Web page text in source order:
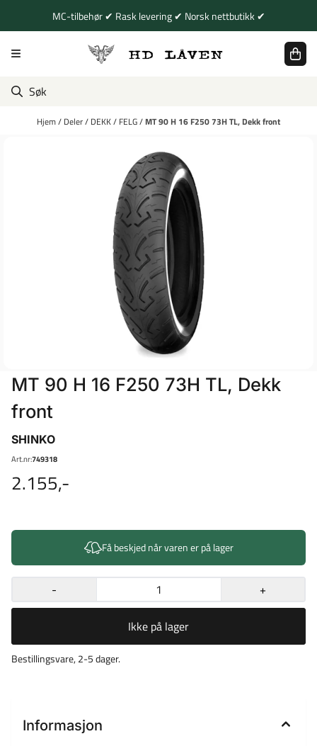
Hopp til innholdMC-tilbehør ✔ Rask levering ✔ Norsk nettbutikk ✔
Hjem/ Deler/ DEKK/ FELG/ MT 90 H 16 F250 73H TL, Dekk front
MT 90 H 16 F250 73H TL, Dekk
front
SHINKO
Art.nr:749318
2.155,-
Få beskjed når varen er på lager
- +
Ikke på lager
Bestillingsvare, 2-5 dager.
Informasjon